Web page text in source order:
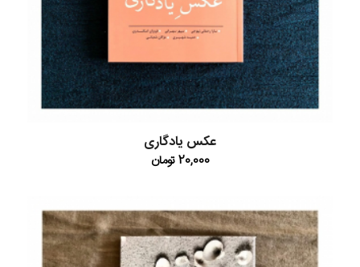
عکس یادگاری
20,000تومان